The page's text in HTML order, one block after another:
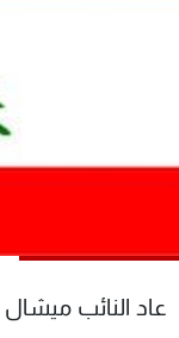
عاد النائب
شاهد البرامج
الترددات